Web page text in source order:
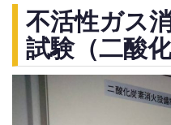
不活性ガス
試験（二酸化